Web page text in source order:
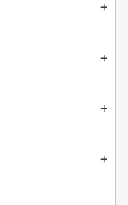
add
add
add
add